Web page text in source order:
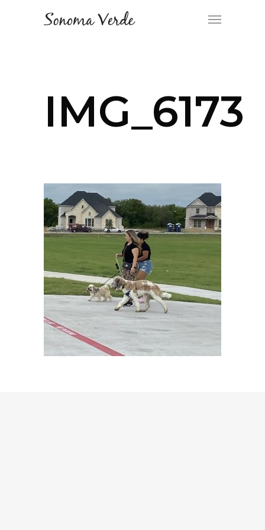
IMG_6173